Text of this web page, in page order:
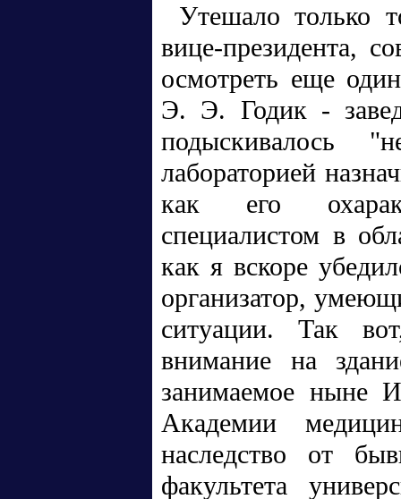
Утешало только
вице-президента,
осмотреть еще
Э. Э. Годик -
подыскивалось
лабораторией
как его
специалистом в
как я вскоре
организатор,
ситуации. Так
внимание на
занимаемое ныне
Академии
наследство от
факультета